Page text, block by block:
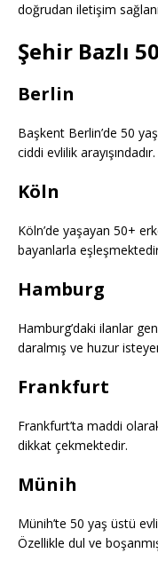
doğrudan iletişim
Şehir Bazlı
Berlin
Başkent Berlin’de 50
ciddi evlilik arayışındadır.
Köln
Köln’de yaşayan 50+
bayanlarla
Hamburg
Hamburg’daki ilanlar
daralmış ve huzur
Frankfurt
Frankfurt’ta maddi
dikkat çekmektedir.
Münih
Münih’te 50 yaş üstü
Özellikle dul ve